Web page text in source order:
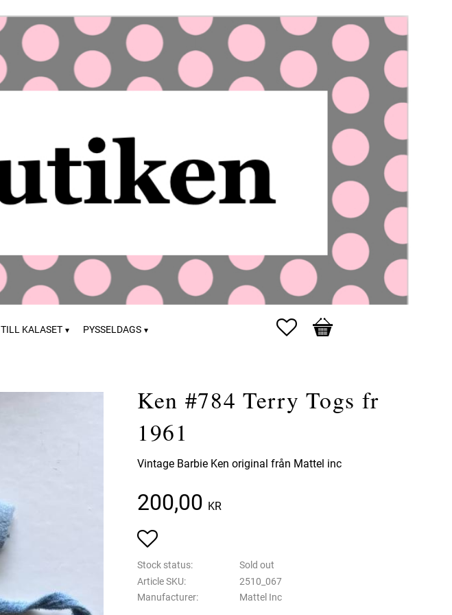
TILL KALASET PYSSELDAGS Favorites
Basket
Ken #784 Terry Togs fr
1961
Vintage Barbie Ken original från Mattel inc
200,00 KR
Add to favorites
Stock status
Sold out
Article SKU
2510_067
Manufacturer
Mattel Inc